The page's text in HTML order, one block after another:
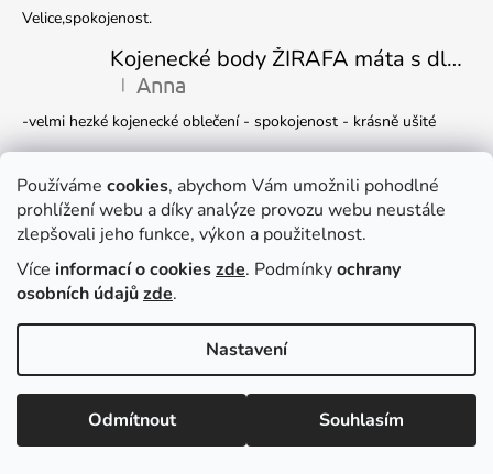
Používáme cookies, abychom Vám umožnili pohodlné
prohlížení webu a díky analýze provozu webu neustále
zlepšovali jeho funkce, výkon a použitelnost.
Více informací o cookieszde. Podmínkyochrany
osobních údajůzde.
Nastavení
Odmítnout Souhlasím
Dočasně můžete v e-shopu nakupovat
zboží pouzeNA DOTAZ, e-mail
dagmar.adamirova@email.cz
Velice,spokojenost.
Kojenecké body ŽIRAFA máta s dlouhým rukávem
Hodnocení produktu je 5 z 5 hvězdiček.
| Anna
-velmi hezké kojenecké oblečení - spokojenost - krásně ušité
Kojenecká čepička DINO
Hodnocení produktu je 5 z 5 hvězdiček.
| Ivana Marková
Krásné
Facebook
Copyright 2026DUKO s.r.o.. Všechna práva vyhrazena.Upravit